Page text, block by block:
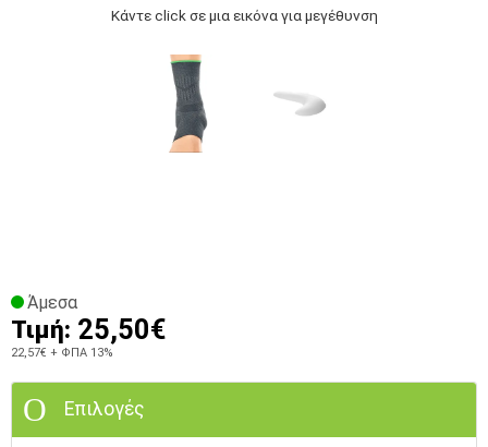
Κάντε click σε μια εικόνα για μεγέθυνση
Άμεσα
Τιμή: 25,50€
22,57€ + ΦΠΑ 13%
Επιλογές